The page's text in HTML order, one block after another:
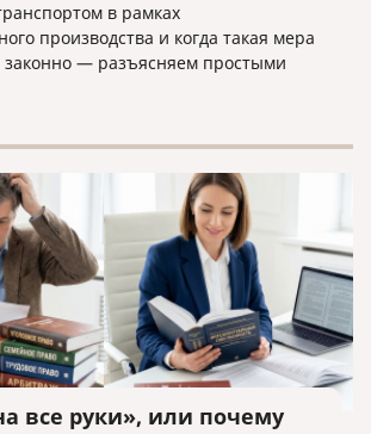
в рамках
производства и когда такая мера
законно — разъясняем простыми
все руки», или почему